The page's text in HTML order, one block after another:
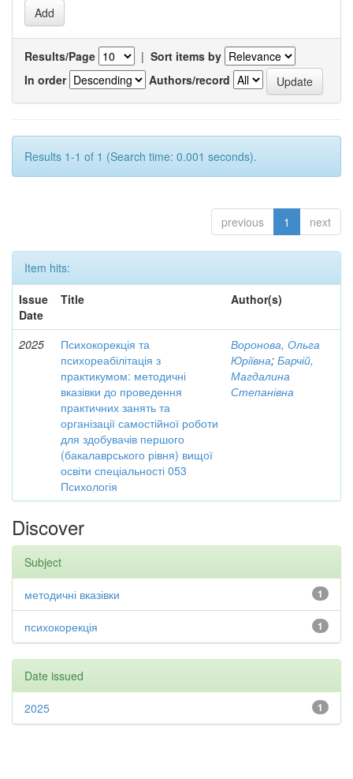
Results/Page | Sort items by
In order
Authors/record
Results 1-1 of 1 (Search time: 0.001 seconds).
previous 1 next
Item hits:
Issue
Date
Title Author(s)
2025
Психокорекція та
психореабілітація з
практикумом: методичні
вказівки до проведення
практичних занять та
організації самостійної роботи
для здобувачів першого
(бакалаврського рівня) вищої
освіти спеціальності 053
Психологія
Воронова, Ольга
Юріївна; Барчій,
Магдалина
Степанівна
Discover
Subject
1
методичні вказівки
1
психокорекція
Date issued
1
2025